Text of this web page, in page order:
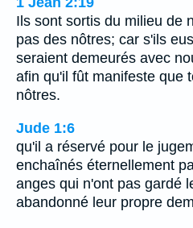
Ils sont sortis du milieu de
pas des nôtres; car s'ils
seraient demeurés avec
afin qu'il fût manifeste que
nôtres.
Jude 1:6
qu'il a réservé pour le
enchaînés éternellement
anges qui n'ont pas gardé
abandonné leur propre